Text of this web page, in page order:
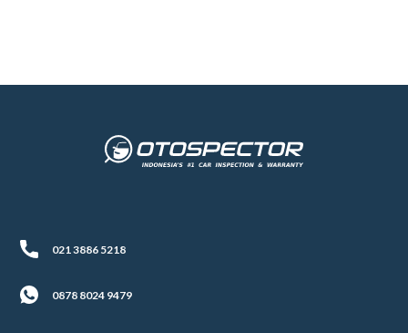
021 3886 5218
0878 8024 9479